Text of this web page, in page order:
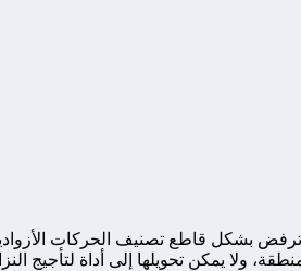
بشكل قاطع تصنيف الحركات
يمكن تحويلها إلى أداة لتأجيج